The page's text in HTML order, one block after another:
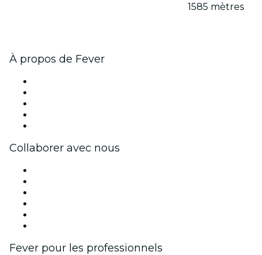
1585 mètres
À propos de Fever
Collaborer avec nous
Fever pour les professionnels